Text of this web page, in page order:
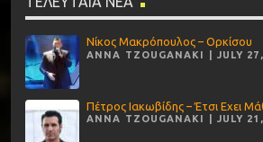
Νίκος Μακρόπουλος – Ορκίσου
ANNA TZOUGANAKI | JULY
Πέτρος Ιακωβίδης – Έτσι Εχει
ANNA TZOUGANAKI | JULY